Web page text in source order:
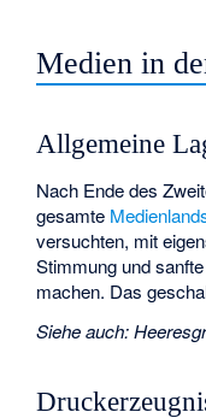
Medien in
Allgemeine
Nach Ende des
gesamte
versuchten, mit
Stimmung und sanfte
machen. Das
Siehe auch: